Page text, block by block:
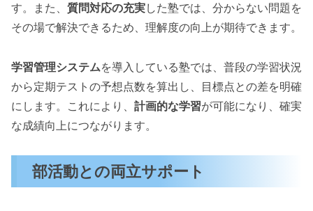
す。また、 質問対応の充実した塾では、分からない問題を
その場で解決できるため、理解度の向上が期待できます。
学習管理システムを導入している塾では、普段の学習状況
から定期テストの予想点数を算出し、目標点との差を明確
にします。これにより、 計画的な学習が可能になり、確実
な成績向上につながります。
部活動との両立サポート